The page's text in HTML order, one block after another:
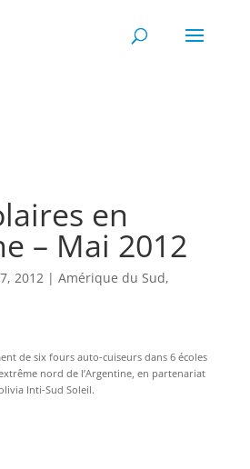
en
– Mai 2012
2012| Amérique du Sud,
de six fours auto-cuiseurs dans 6 écoles
nord de l’Argentine, en partenariat
Inti-Sud Soleil.